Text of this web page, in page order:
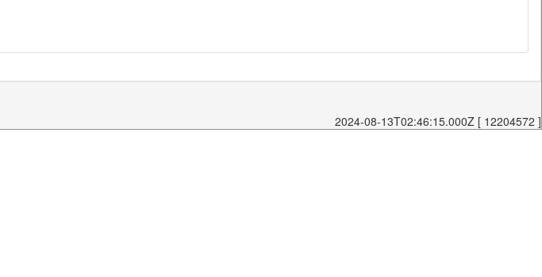
2024-08-13T02:46:15.000Z [ 12204572 ]